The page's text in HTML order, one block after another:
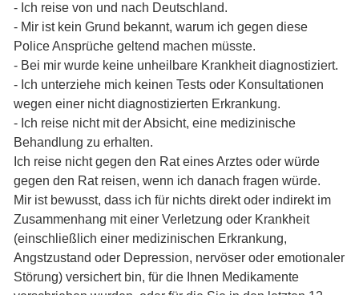
- Ich reise von und nach Deutschland.
- Mir ist kein Grund bekannt, warum ich gegen diese
Police Ansprüche geltend machen müsste.
- Bei mir wurde keine unheilbare Krankheit diagnostiziert.
- Ich unterziehe mich keinen Tests oder Konsultationen
wegen einer nicht diagnostizierten Erkrankung.
- Ich reise nicht mit der Absicht, eine medizinische
Behandlung zu erhalten.
Ich reise nicht gegen den Rat eines Arztes oder würde
gegen den Rat reisen, wenn ich danach fragen würde.
Mir ist bewusst, dass ich für nichts direkt oder indirekt im
Zusammenhang mit einer Verletzung oder Krankheit
(einschließlich einer medizinischen Erkrankung,
Angstzustand oder Depression, nervöser oder emotionaler
Störung) versichert bin, für die Ihnen Medikamente